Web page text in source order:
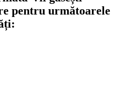
pentru următoarele